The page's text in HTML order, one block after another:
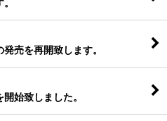
売を再開致します。
始致しました。